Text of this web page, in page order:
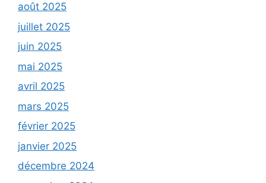
août 2025
juillet 2025
juin 2025
mai 2025
avril 2025
mars 2025
février 2025
janvier 2025
décembre 2024